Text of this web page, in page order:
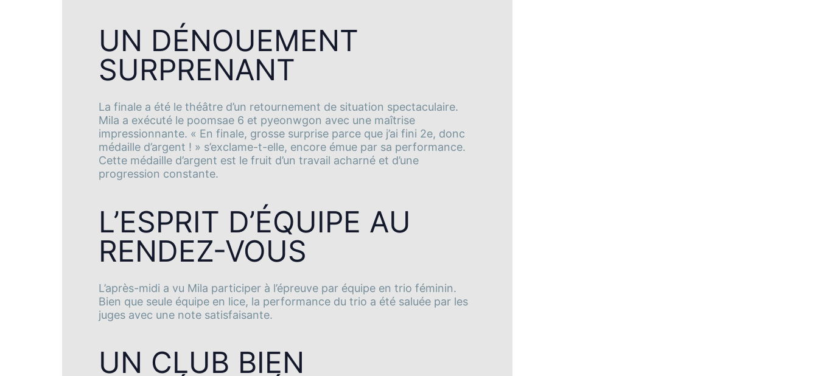
UN DÉNOUEMENT
SURPRENANT
La finale a été le théâtre d’un retournement de situation spectaculaire.
Mila a exécuté le poomsae 6 et pyeonwgon avec une maîtrise
impressionnante. « En finale, grosse surprise parce que j’ai fini 2e, donc
médaille d’argent ! » s’exclame-t-elle, encore émue par sa performance.
Cette médaille d’argent est le fruit d’un travail acharné et d’une
progression constante.
L’ESPRIT D’ÉQUIPE AU
RENDEZ-VOUS
L’après-midi a vu Mila participer à l’épreuve par équipe en trio féminin.
Bien que seule équipe en lice, la performance du trio a été saluée par les
juges avec une note satisfaisante.
UN CLUB BIEN